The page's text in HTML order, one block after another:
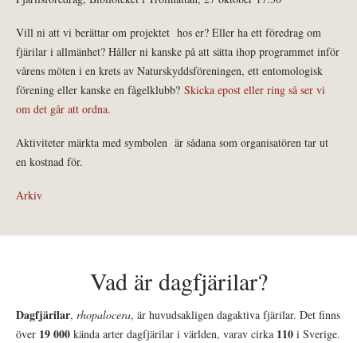
Vill ni att vi berättar om projektet hos er? Eller ha ett föredrag om
fjärilar i allmänhet? Håller ni kanske på att sätta ihop programmet inför
vårens möten i en krets av Naturskyddsföreningen, ett entomologisk
förening eller kanske en fågelklubb? Skicka epost eller ring så ser vi
om det går att ordna.
Aktiviteter märkta med symbolen är sådana som organisatören tar ut
en kostnad för.
Arkiv
Vad är dagfjärilar?
Dagfjärilar, rhopalocera, är huvudsakligen dagaktiva fjärilar. Det finns
över 19 000 kända arter dagfjärilar i världen, varav cirka 110 i Sverige.